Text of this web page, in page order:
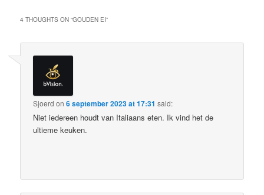
4 THOUGHTS ON “GOUDEN EI”
Sjoerd on6 september 2023 at 17:31 said:
Niet iedereen houdt van Italiaans eten. Ik vind het de
ultieme keuken.